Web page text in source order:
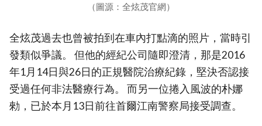
（圖源：全炫茂官網）
全炫茂過去也曾被拍到在車內打點滴的照片，當時引
發類似爭議。 但他的經紀公司隨即澄清，那是2016
年1月14日與26日的正規醫院治療紀錄，堅決否認接
受過任何非法醫療行為。 而另一位捲入風波的朴娜
勑，已於本月13日前往首爾江南警察局接受調查。